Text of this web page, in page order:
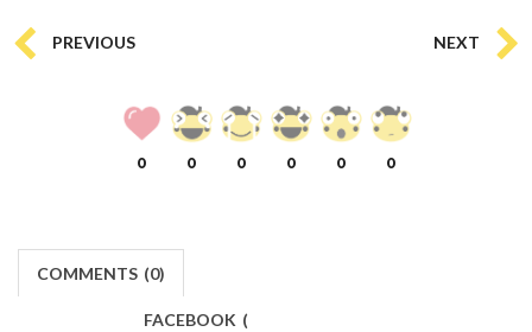
PREVIOUS NEXT
0 0 0 0 0 0
COMMENTS (0)
FACEBOOK (